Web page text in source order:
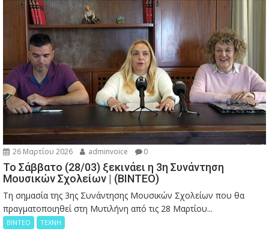
26 Μαρτίου 2026 adminvoice 0
Το Σάββατο (28/03) ξεκινάει η 3η Συνάντηση
Μουσικών Σχολείων | (ΒΙΝΤΕΟ)
Τη σημασία της 3ης Συνάντησης Μουσικών Σχολείων που θα
πραγματοποιηθεί στη Μυτιλήνη από τις 28 Μαρτίου...
ΒΙΝΤΕΟ ΤΕΧΝΗ